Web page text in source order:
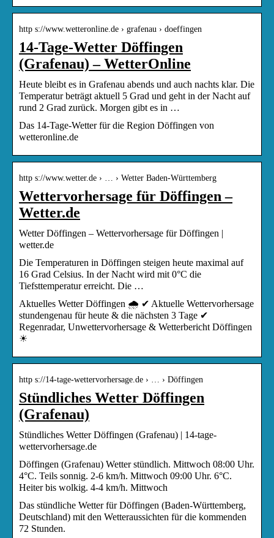
http s://www.wetteronline.de › grafenau › doeffingen
14-Tage-Wetter Döffingen
(Grafenau) – WetterOnline
Heute bleibt es in Grafenau abends und auch nachts klar. Die
Temperatur beträgt aktuell 5 Grad und geht in der Nacht auf
rund 2 Grad zurück. Morgen gibt es in …
Das 14-Tage-Wetter für die Region Döffingen von
wetteronline.de
http s://www.wetter.de › … › Wetter Baden-Württemberg
Wettervorhersage für Döffingen –
Wetter.de
Wetter Döffingen – Wettervorhersage für Döffingen |
wetter.de
Die Temperaturen in Döffingen steigen heute maximal auf
16 Grad Celsius. In der Nacht wird mit 0°C die
Tiefsttemperatur erreicht. Die …
Aktuelles Wetter Döffingen 🌧️ ✔ Aktuelle Wettervorhersage
stundengenau für heute & die nächsten 3 Tage ✔
Regenradar, Unwettervorhersage & Wetterbericht Döffingen
☀
http s://14-tage-wettervorhersage.de › … › Döffingen
Stündliches Wetter Döffingen
(Grafenau)
Stündliches Wetter Döffingen (Grafenau) | 14-tage-
wettervorhersage.de
Döffingen (Grafenau) Wetter stündlich. Mittwoch 08:00 Uhr.
4°C. Teils sonnig. 2-6 km/h. Mittwoch 09:00 Uhr. 6°C.
Heiter bis wolkig. 4-4 km/h. Mittwoch
Das stündliche Wetter für Döffingen (Baden-Württemberg,
Deutschland) mit den Wetteraussichten für die kommenden
72 Stunden.